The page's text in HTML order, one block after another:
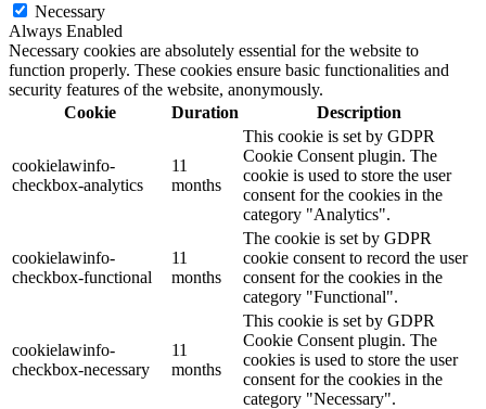
Necessary
Always Enabled
Necessary cookies are absolutely essential for the website to
function properly. These cookies ensure basic functionalities and
security features of the website, anonymously.
Cookie
Duration Description
cookielawinfo-
checkbox-analytics
11
months
This cookie is set by GDPR
Cookie Consent plugin. The
cookie is used to store the user
consent for the cookies in the
category "Analytics".
cookielawinfo-
checkbox-functional
11
months
The cookie is set by GDPR
cookie consent to record the user
consent for the cookies in the
category "Functional".
cookielawinfo-
checkbox-necessary
11
months
This cookie is set by GDPR
Cookie Consent plugin. The
cookies is used to store the user
consent for the cookies in the
category "Necessary".